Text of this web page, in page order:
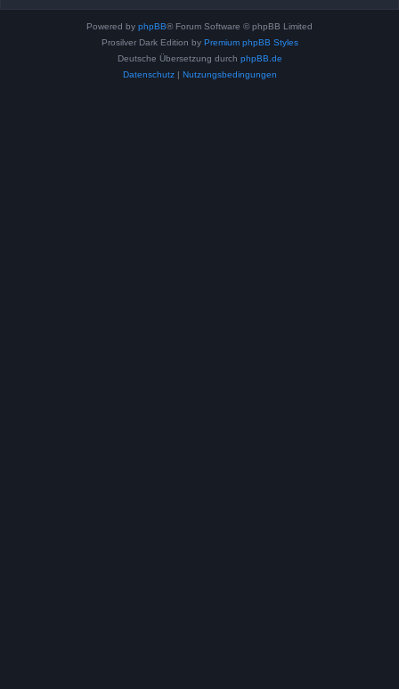
Powered by phpBB® Forum Software © phpBB Limited
Prosilver Dark Edition by Premium phpBB Styles
Deutsche Übersetzung durch phpBB.de
Datenschutz| Nutzungsbedingungen